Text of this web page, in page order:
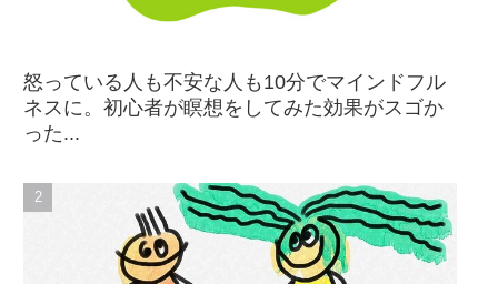
怒っている人も不安な人も10分でマインドフル
ネスに。初心者が瞑想をしてみた効果がスゴか
った...